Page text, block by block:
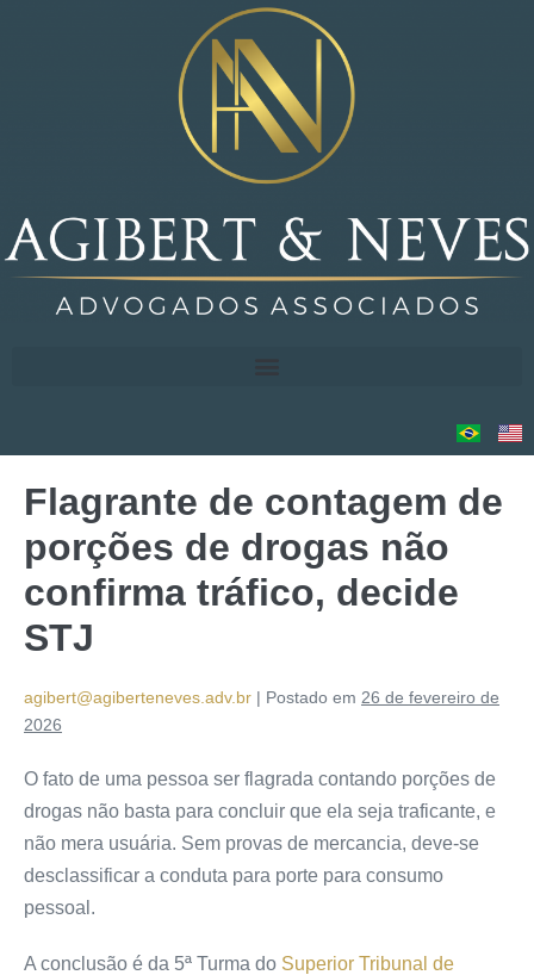
Flagrante de contagem de
porções de drogas não
confirma tráfico, decide
STJ
agibert@agiberteneves.adv.br | Postado em 26 de fevereiro de
2026
O fato de uma pessoa ser flagrada contando porções de
drogas não basta para concluir que ela seja traficante, e
não mera usuária. Sem provas de mercancia, deve-se
desclassificar a conduta para porte para consumo
pessoal.
A conclusão é da 5ª Turma do Superior Tribunal de